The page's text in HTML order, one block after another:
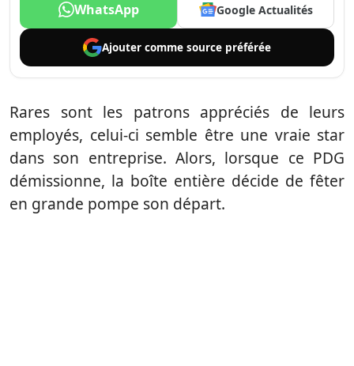
WhatsApp Google Actualités
Ajouter comme source préférée
Rares sont les patrons appréciés de leurs
employés, celui-ci semble être une vraie star
dans son entreprise. Alors, lorsque ce PDG
démissionne, la boîte entière décide de fêter
en grande pompe son départ.